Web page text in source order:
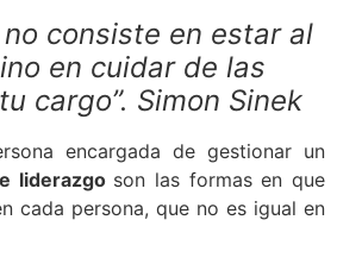
no consiste en estar al
en cuidar de las
cargo”. Simon Sinek
encargada de gestionar un
liderazgo son las formas en que
cada persona, que no es igual en